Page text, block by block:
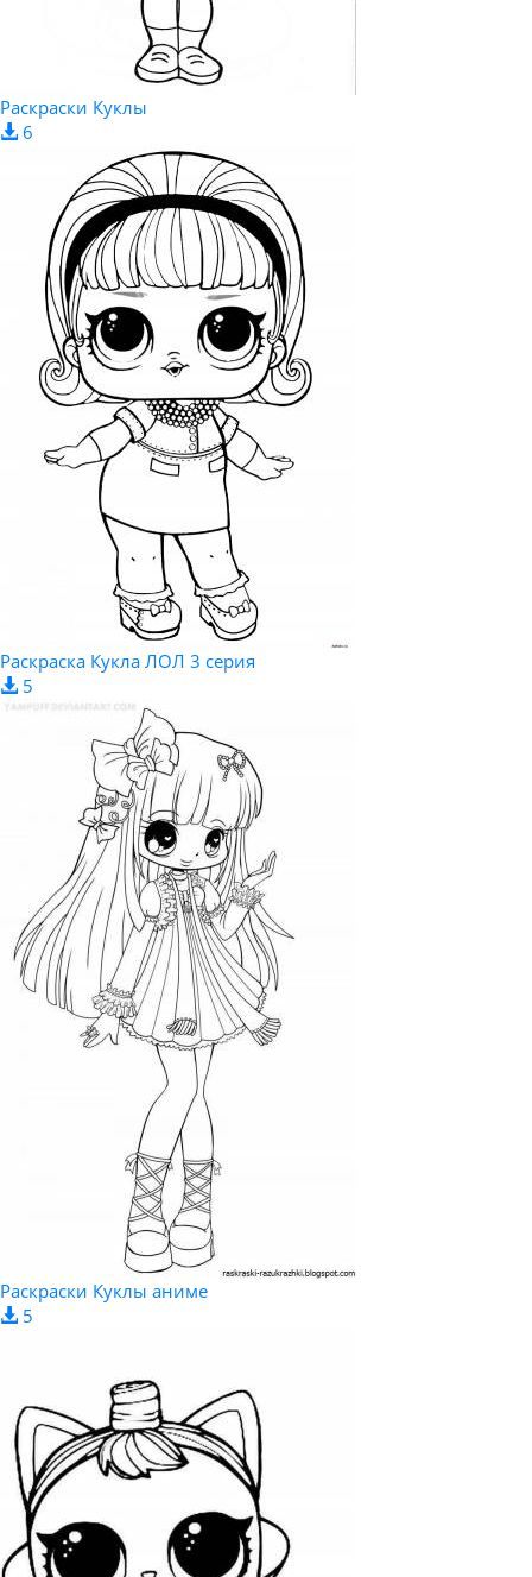
Раскраски Куклы
6
Раскраска Кукла ЛОЛ 3 серия
5
Раскраски Куклы аниме
5